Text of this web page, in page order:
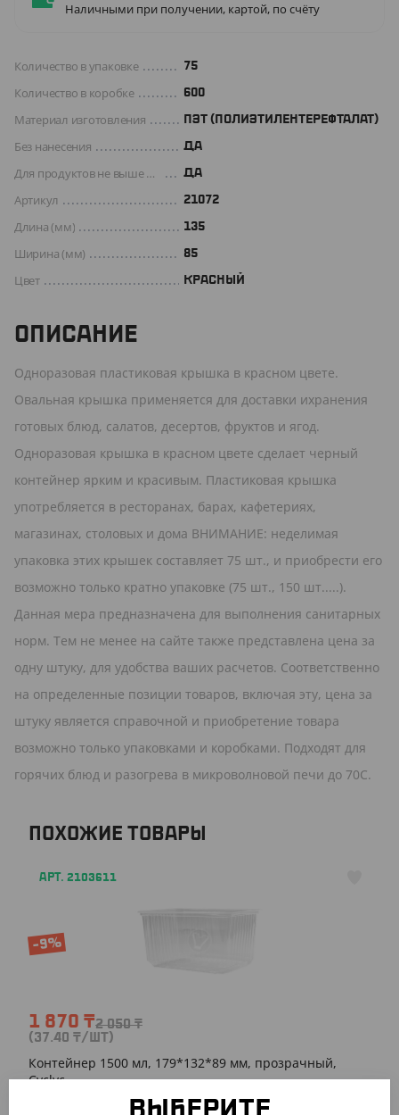
Наличными при получении, картой, по счёту
Количество в упаковке 75
Количество в коробке 600
Материал изготовления ПЭТ (ПОЛИЭТИЛЕНТЕРЕФТАЛАТ)
Без нанесения ДА
Для продуктов не выше +70 C° Да
Артикул 21072
Длина (мм) 135
Ширина (мм) 85
Цвет КРАСНЫЙ
ОПИСАНИЕ
Одноразовая пластиковая крышка в красном цвете.
Овальная крышка применяется для доставки ихранения
готовых блюд, салатов, десертов, фруктов и ягод.
Одноразовая крышка в красном цвете сделает черный
контейнер ярким и красивым. Пластиковая крышка
употребляется в ресторанах, барах, кафетериях,
магазинах, столовых и дома ВНИМАНИЕ: неделимая
упаковка этих крышек составляет 75 шт., и приобрести его
возможно только кратно упаковке (75 шт., 150 шт.....).
Данная мера предназначена для выполнения санитарных
норм. Тем не менее на сайте также представлена цена за
одну штуку, для удобства ваших расчетов. Соответственно
на определенные позиции товаров, включая эту, цена за
штуку является справочной и приобретение товара
возможно только упаковками и коробками. Подходят для
горячих блюд и разогрева в микроволновой печи до 70C.
ПОХОЖИЕ ТОВАРЫ
АРТ. 2103611
-9%
1 870 ₸2 050₸
(37.40 ₸/ШТ)
Контейнер 1500 мл, 179*132*89 мм, прозрачный,
Cyclyc